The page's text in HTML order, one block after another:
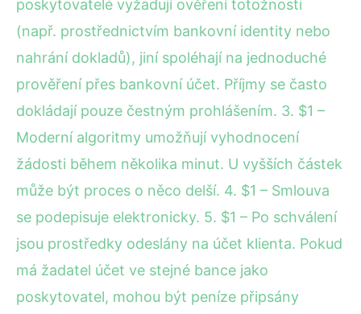
poskytovatelé vyžadují ověření totožnosti
(např. prostřednictvím bankovní identity nebo
nahrání dokladů), jiní spoléhají na jednoduché
prověření přes bankovní účet. Příjmy se často
dokládají pouze čestným prohlášením. 3. $1 –
Moderní algoritmy umožňují vyhodnocení
žádosti během několika minut. U vyšších částek
může být proces o něco delší. 4. $1 – Smlouva
se podepisuje elektronicky. 5. $1 – Po schválení
jsou prostředky odeslány na účet klienta. Pokud
má žadatel účet ve stejné bance jako
poskytovatel, mohou být peníze připsány